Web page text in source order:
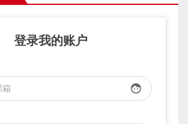
登录我的账户
face